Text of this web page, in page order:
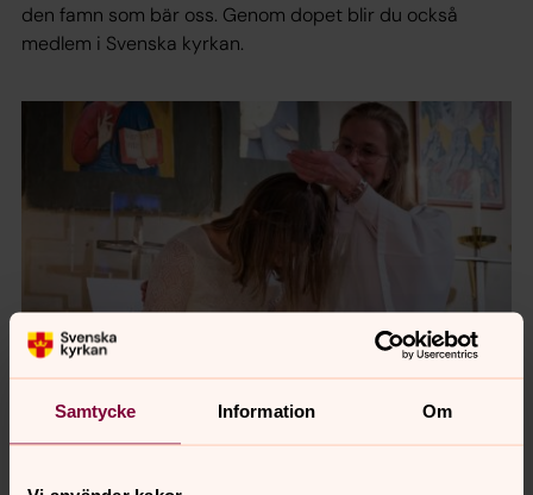
Samtycke Information Om
den famn som bär oss. Genom dopet blir du också
medlem i Svenska kyrkan.
Foto: Magnus Aronson/IKON